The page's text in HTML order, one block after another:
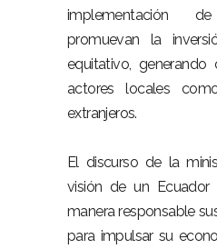
implementación
promuevan la
equitativo,
actores locales
extranjeros.
El discurso de la
visión de un
manera responsable
para impulsar su